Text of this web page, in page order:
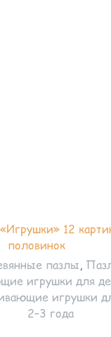
12
половинок
пазлы,
игрушки для
игрушки
2–3 года